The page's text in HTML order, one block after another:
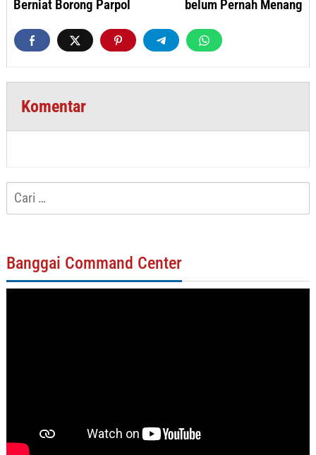
Berniat Borong Parpol belum Pernah Menang
Komentar
Cari
untuk:
Banggai Command Center